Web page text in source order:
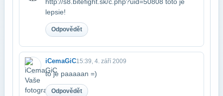
lepsie!
Odpovědět
iCemaGiC15:39, 4. září 2009
to je paaaaan =)
Odpovědět